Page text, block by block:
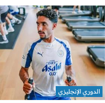
الدوري الإنجليزي